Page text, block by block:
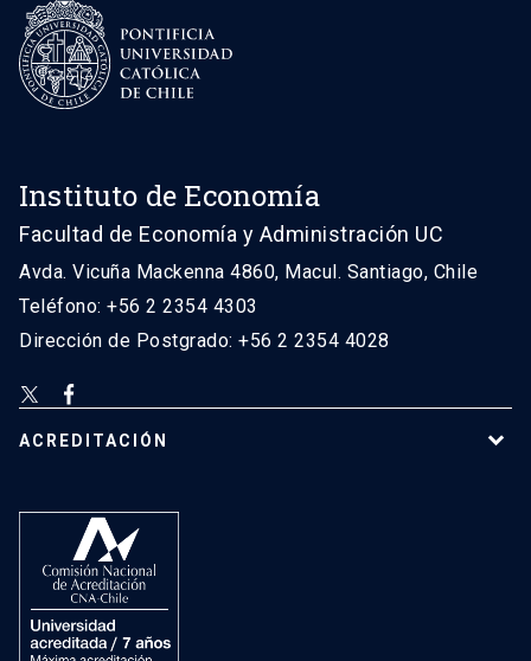
Instituto de Economía
Facultad de Economía y Administración UC
Avda. Vicuña Mackenna 4860, Macul. Santiago, Chile
Teléfono: +56 2 2354 4303
Dirección de Postgrado: +56 2 2354 4028
ACREDITACIÓN